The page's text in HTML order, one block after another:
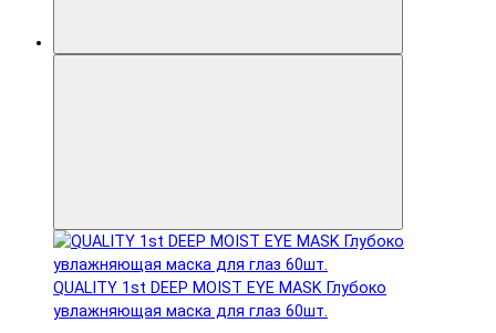
QUALITY 1st DEEP MOIST EYE MASK Глубоко
увлажняющая маска для глаз 60шт.